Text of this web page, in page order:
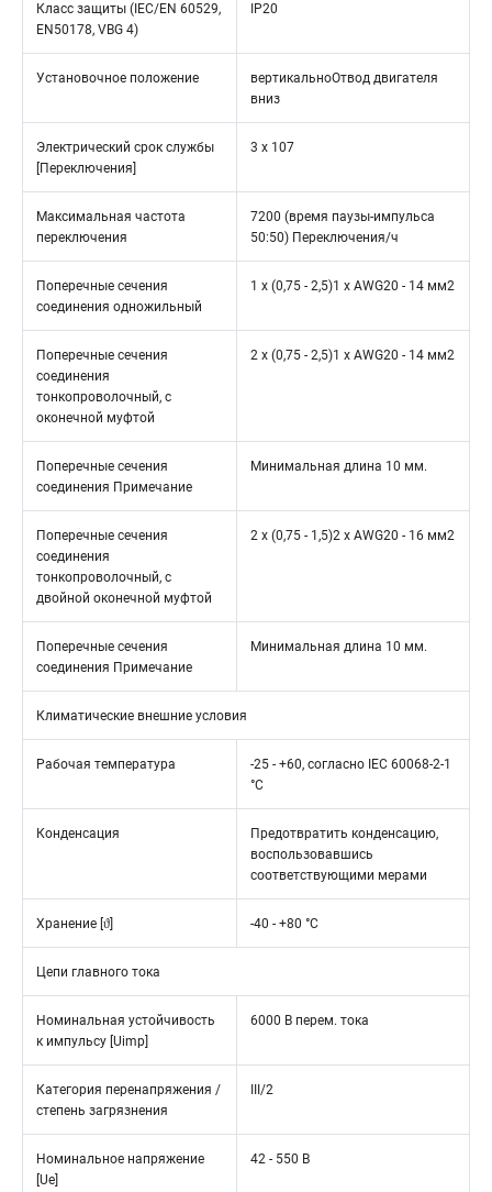
Класс защиты (IEC/EN 60529,
EN50178, VBG 4)
IP20
Установочное положение
вертикальноОтвод двигателя
вниз
Электрический срок службы
[Переключения]
3 x 107
Максимальная частота
переключения
7200 (время паузы-импульса
50:50) Переключения/ч
Поперечные сечения
соединения одножильный
1 x (0,75 - 2,5)1 x AWG20 - 14 мм2
Поперечные сечения
соединения
тонкопроволочный, с
оконечной муфтой
2 x (0,75 - 2,5)1 x AWG20 - 14 мм2
Поперечные сечения
соединения Примечание
Минимальная длина 10 мм.
Поперечные сечения
соединения
тонкопроволочный, с
двойной оконечной муфтой
2 x (0,75 - 1,5)2 x AWG20 - 16 мм2
Поперечные сечения
соединения Примечание
Минимальная длина 10 мм.
Климатические внешние условия
Рабочая температура
-25 - +60, согласно IEC 60068-2-1
°C
Конденсация
Предотвратить конденсацию,
воспользовавшись
соответствующими мерами
Хранение [ϑ] -40 - +80 °C
Цепи главного тока
Номинальная устойчивость
к импульсу [Uimp]
6000 В перем. тока
Категория перенапряжения /
степень загрязнения
III/2
Номинальное напряжение
[Ue]
42 - 550 В